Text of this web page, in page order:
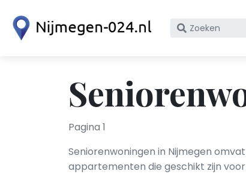
Zoek
KvK
nummer
Pagina 1
Seniorenwoningen in Nijmegen
appartementen die geschikt zijn